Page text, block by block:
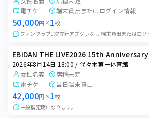
電チケ
端末貸出またはログイン情報
50,000円 × 1枚
EBiDAN THE LIVE2026 15th Anniversary
2026年8月14日 18:00 / 代々木第一体育館
女性名義
席種未定
電チケ
当日端末貸出
42,000円 × 1枚
一般指定席になります。